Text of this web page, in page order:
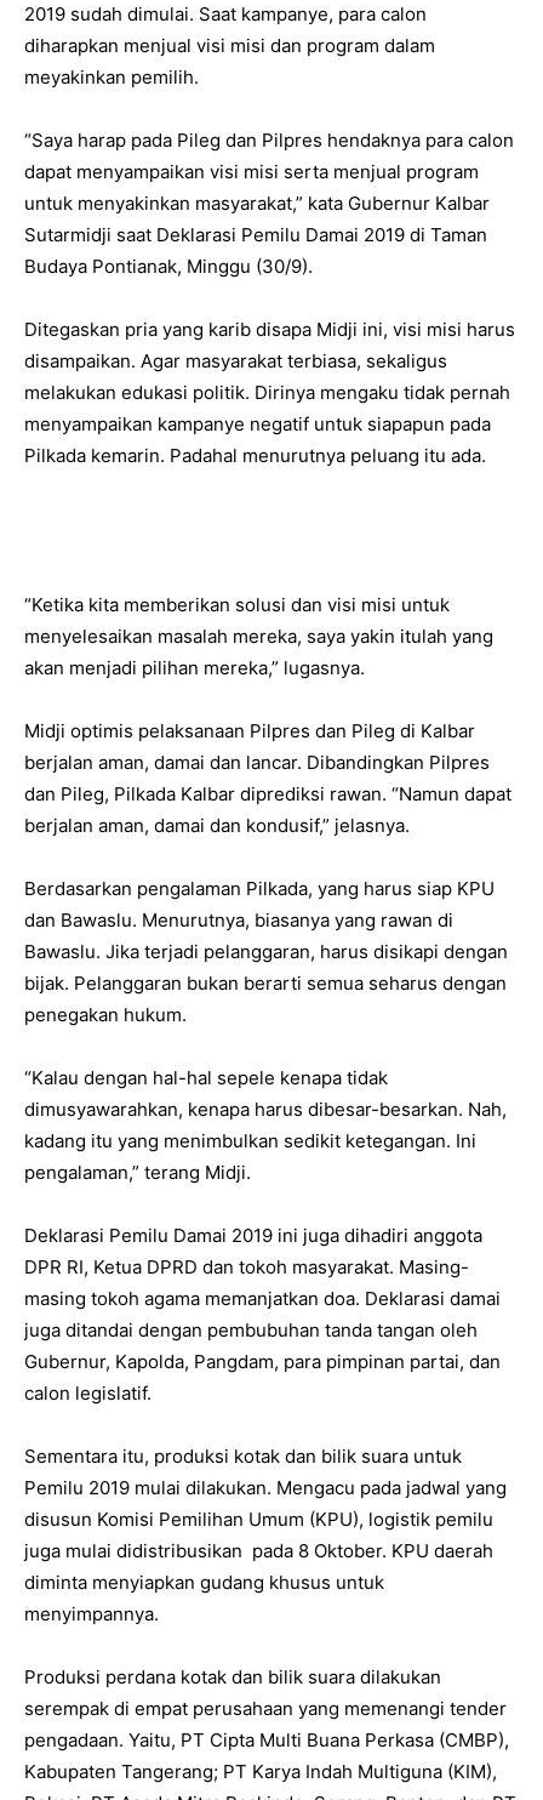
2019 sudah dimulai. Saat kampanye, para calon
diharapkan menjual visi misi dan program dalam
meyakinkan pemilih.
“Saya harap pada Pileg dan Pilpres hendaknya para calon
dapat menyampaikan visi misi serta menjual program
untuk menyakinkan masyarakat,” kata Gubernur Kalbar
Sutarmidji saat Deklarasi Pemilu Damai 2019 di Taman
Budaya Pontianak, Minggu (30/9).
Ditegaskan pria yang karib disapa Midji ini, visi misi harus
disampaikan. Agar masyarakat terbiasa, sekaligus
melakukan edukasi politik. Dirinya mengaku tidak pernah
menyampaikan kampanye negatif untuk siapapun pada
Pilkada kemarin. Padahal menurutnya peluang itu ada.
“Ketika kita memberikan solusi dan visi misi untuk
menyelesaikan masalah mereka, saya yakin itulah yang
akan menjadi pilihan mereka,” lugasnya.
Midji optimis pelaksanaan Pilpres dan Pileg di Kalbar
berjalan aman, damai dan lancar. Dibandingkan Pilpres
dan Pileg, Pilkada Kalbar diprediksi rawan. “Namun dapat
berjalan aman, damai dan kondusif,” jelasnya.
Berdasarkan pengalaman Pilkada, yang harus siap KPU
dan Bawaslu. Menurutnya, biasanya yang rawan di
Bawaslu. Jika terjadi pelanggaran, harus disikapi dengan
bijak. Pelanggaran bukan berarti semua seharus dengan
penegakan hukum.
“Kalau dengan hal-hal sepele kenapa tidak
dimusyawarahkan, kenapa harus dibesar-besarkan. Nah,
kadang itu yang menimbulkan sedikit ketegangan. Ini
pengalaman,” terang Midji.
Deklarasi Pemilu Damai 2019 ini juga dihadiri anggota
DPR RI, Ketua DPRD dan tokoh masyarakat. Masing-
masing tokoh agama memanjatkan doa. Deklarasi damai
juga ditandai dengan pembubuhan tanda tangan oleh
Gubernur, Kapolda, Pangdam, para pimpinan partai, dan
calon legislatif.
Sementara itu, produksi kotak dan bilik suara untuk
Pemilu 2019 mulai dilakukan. Mengacu pada jadwal yang
disusun Komisi Pemilihan Umum (KPU), logistik pemilu
juga mulai didistribusikan pada 8 Oktober. KPU daerah
diminta menyiapkan gudang khusus untuk
menyimpannya.
Produksi perdana kotak dan bilik suara dilakukan
serempak di empat perusahaan yang memenangi tender
pengadaan. Yaitu, PT Cipta Multi Buana Perkasa (CMBP),
Kabupaten Tangerang; PT Karya Indah Multiguna (KIM),